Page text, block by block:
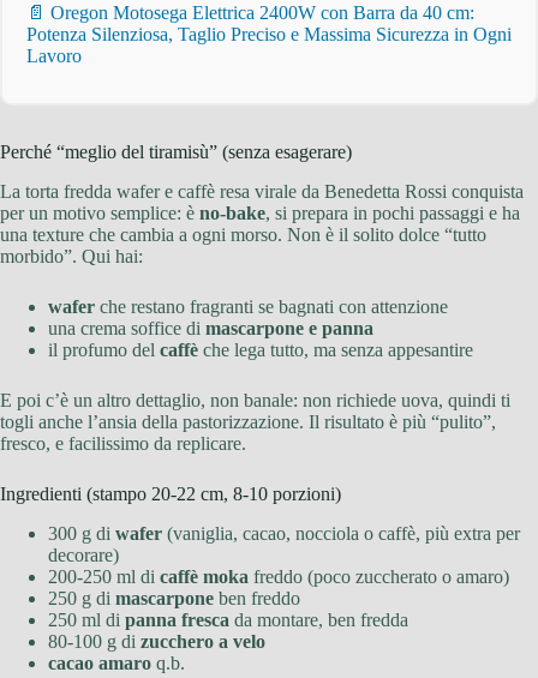
📄 Oregon Motosega Elettrica 2400W con Barra da 40 cm:
Potenza Silenziosa, Taglio Preciso e Massima Sicurezza in Ogni
Lavoro
Perché “meglio del tiramisù” (senza esagerare)
La torta fredda wafer e caffè resa virale da Benedetta Rossi conquista
per un motivo semplice: è no-bake, si prepara in pochi passaggi e ha
una texture che cambia a ogni morso. Non è il solito dolce “tutto
morbido”. Qui hai:
wafer che restano fragranti se bagnati con attenzione
una crema soffice di mascarpone e panna
il profumo del caffè che lega tutto, ma senza appesantire
E poi c’è un altro dettaglio, non banale: non richiede uova, quindi ti
togli anche l’ansia della pastorizzazione. Il risultato è più “pulito”,
fresco, e facilissimo da replicare.
Ingredienti (stampo 20-22 cm, 8-10 porzioni)
300 g di wafer (vaniglia, cacao, nocciola o caffè, più extra per
decorare)
200-250 ml di caffè moka freddo (poco zuccherato o amaro)
250 g di mascarpone ben freddo
250 ml di panna fresca da montare, ben fredda
80-100 g di zucchero a velo
cacao amaro q.b.